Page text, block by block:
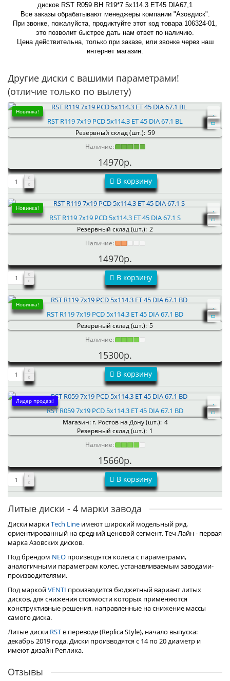
дисков RST R059 BH R19*7 5x114.3 ET45 DIA67,1
Все заказы обрабатывают менеджеры компании "Азовдиск".
При звонке, пожалуйста, продиктуйте этот код товара 106324-01,
это позволит быстрее дать нам ответ по наличию.
Цена действительна, только при заказе, или звонке через наш
интернет магазин.
Другие диски с вашими параметрами!
(отличие только по вылету)
Новинка!
RST R119 7x19 PCD 5x114.3 ET 45 DIA 67.1 BL
Резервный склад (шт.): 59
Наличие:
14970р.
В корзину
Новинка!
RST R119 7x19 PCD 5x114.3 ET 45 DIA 67.1 S
Резервный склад (шт.): 2
Наличие:
14970р.
В корзину
Новинка!
RST R119 7x19 PCD 5x114.3 ET 45 DIA 67.1 BD
Резервный склад (шт.): 5
Наличие:
15300р.
В корзину
Лидер продаж!
RST R059 7x19 PCD 5x114.3 ET 45 DIA 67.1 BD
Магазин: г. Ростов на Дону (шт.): 4
Резервный склад (шт.): 1
Наличие:
15660р.
В корзину
Литые диски - 4 марки завода
Диски маркиTech Line имеют широкий модельный ряд,
ориентированный на средний ценовой сегмент. Теч Лайн - первая
марка Азовских дисков.
Под брендом NEO производятся колеса с параметрами,
аналогичными параметрам колес, устанавливаемым заводами-
производителями.
Под маркойVENTI производится бюджетный вариант литых
дисков, для снижения стоимости которых применяются
конструктивные решения, направленные на снижение массы
самого диска.
Литые диски RST в переводе (Replica Style), начало выпуска:
декабрь 2019 года. Диски производятся с 14 по 20 диаметр и
имеют дизайн Реплика.
Отзывы